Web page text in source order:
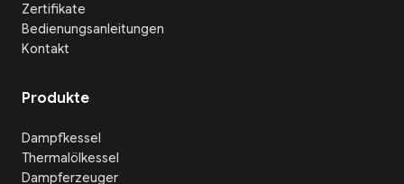
Zertifikate
Bedienungsanleitungen
Kontakt
Produkte
Dampfkessel
Thermalölkessel
Dampferzeuger